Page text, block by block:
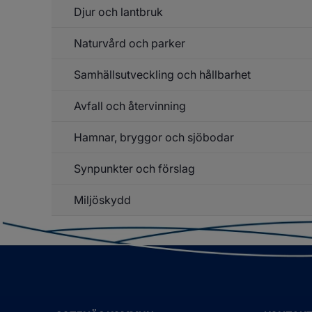
Djur och lantbruk
Naturvård och parker
Samhällsutveckling och hållbarhet
Avfall och återvinning
Hamnar, bryggor och sjöbodar
Synpunkter och förslag
Miljöskydd